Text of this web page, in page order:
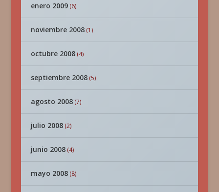
enero 2009(6)
noviembre 2008(1)
octubre 2008(4)
septiembre 2008(5)
agosto 2008(7)
julio 2008(2)
junio 2008(4)
mayo 2008(8)